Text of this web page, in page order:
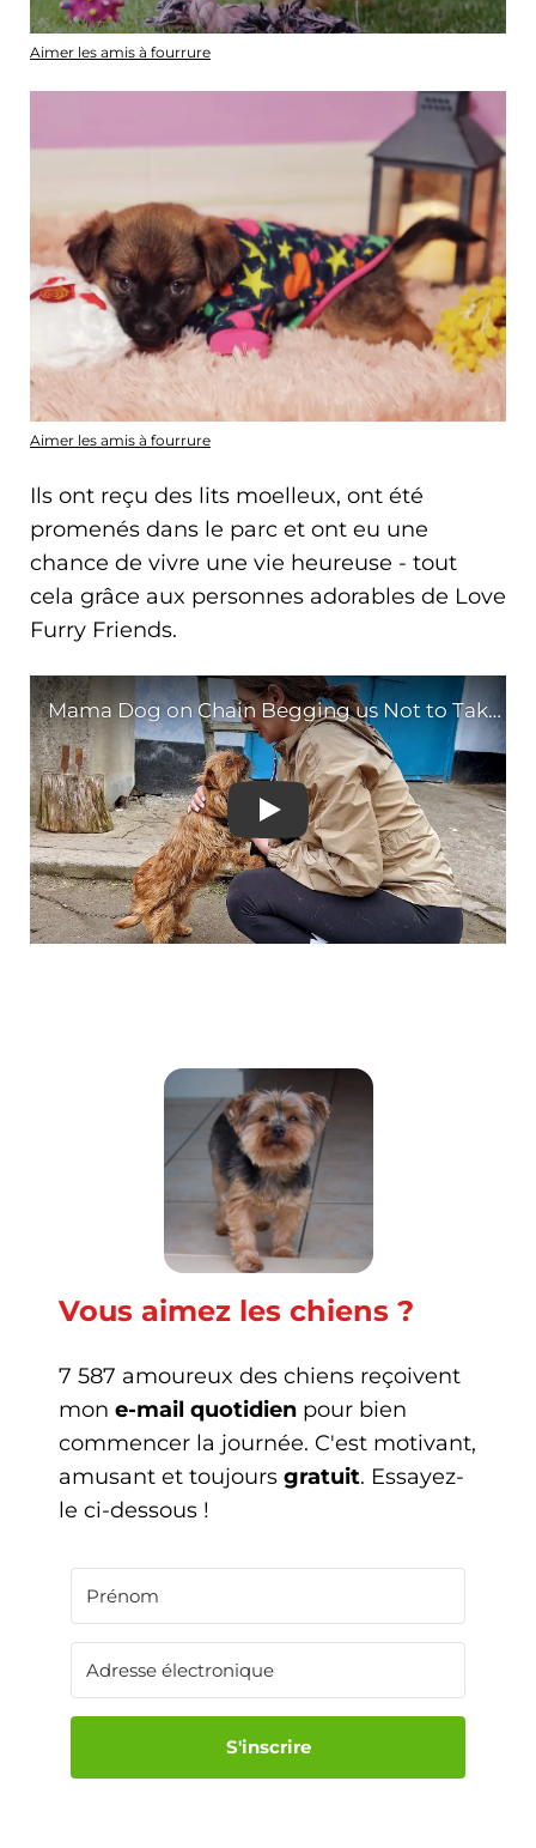
Aimer les amis à fourrure
Aimer les amis à fourrure
Ils ont reçu des lits moelleux, ont été
promenés dans le parc et ont eu une
chance de vivre une vie heureuse - tout
cela grâce aux personnes adorables de Love
Furry Friends.
Mama Dog on Chain
Vous aimez les chiens ?
7 587 amoureux des chiens reçoivent
mon e-mail quotidien pour bien
commencer la journée. C'est motivant,
amusant et toujours gratuit. Essayez-
le ci-dessous !
S'inscrire